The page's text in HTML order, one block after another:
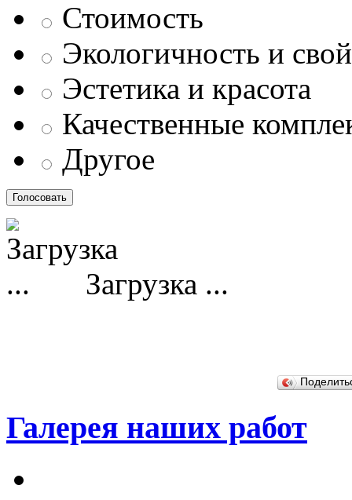
Стоимость
Экологичность и
Эстетика и красота
Качественные
Другое
Загрузка ...
Галерея наших работ